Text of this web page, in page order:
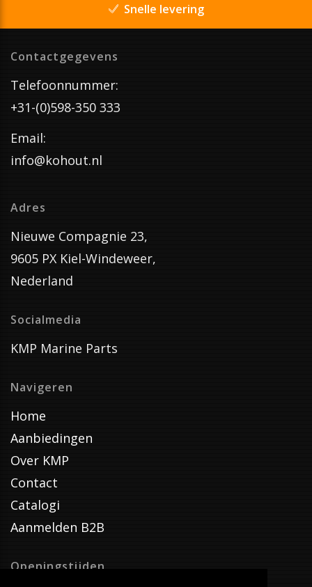
Snelle levering
Contactgegevens
Telefoonnummer:
+31-(0)598-350 333
Email:
info@kohout.nl
Adres
Nieuwe Compagnie 23,
9605 PX Kiel-Windeweer,
Nederland
Socialmedia
KMP Marine Parts
Navigeren
Home
Aanbiedingen
Over KMP
Contact
Catalogi
Aanmelden B2B
Openingstijden